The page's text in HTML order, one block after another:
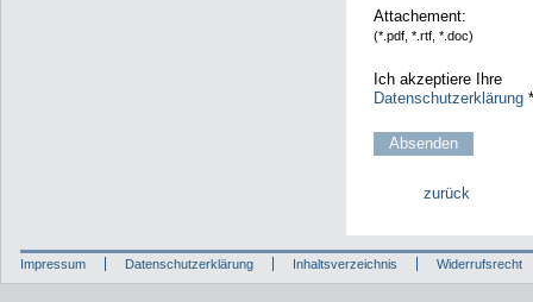
Attachement:
(*.pdf, *.rtf, *.doc)
Ich akzeptiere Ihre
Datenschutzerklärung*
zurück
Impressum Datenschutzerklärung Inhaltsverzeichnis Widerrufsrecht